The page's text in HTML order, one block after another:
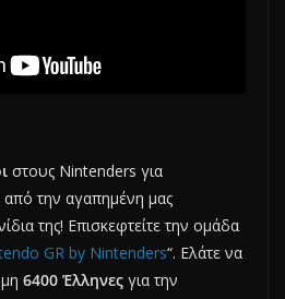
στους Nintenders για
την αγαπημένη μας
της! Επισκεφτείτε την ομάδα
GR by Nintenders“. Ελάτε να
6400 Έλληνες για την